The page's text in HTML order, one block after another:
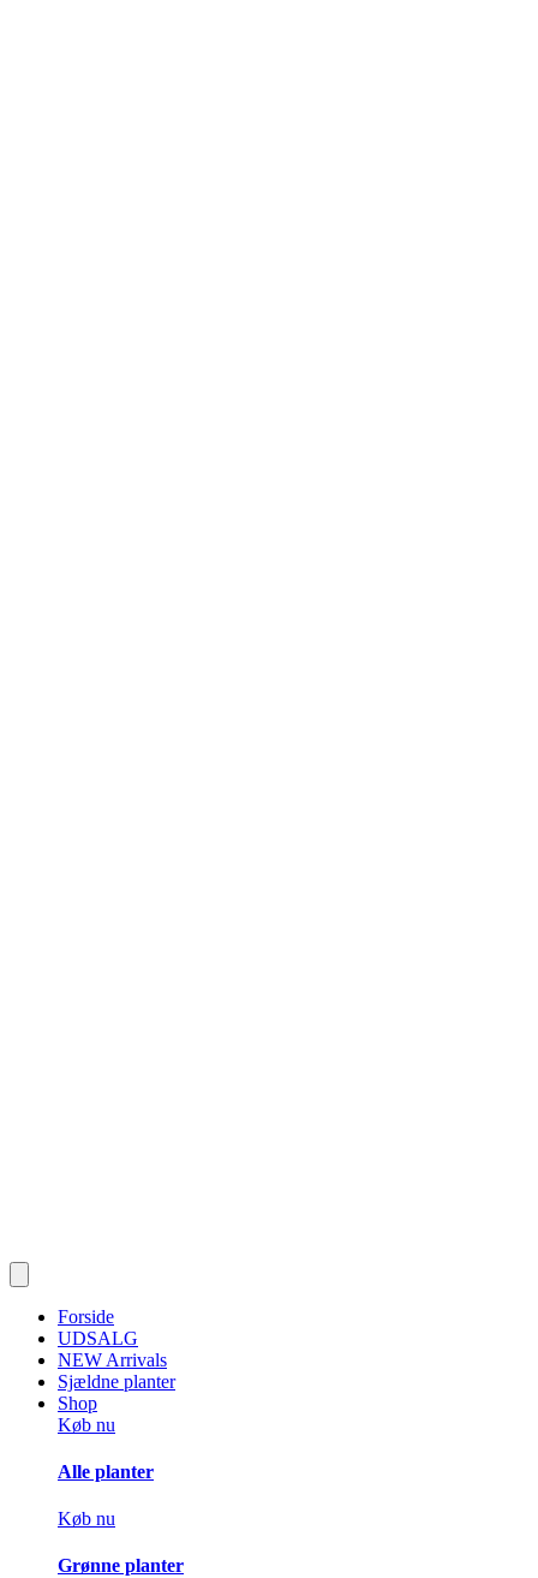
Forside
UDSALG
NEW Arrivals
Sjældne planter
Shop
Køb nu
Alle planter
Køb nu
Grønne planter